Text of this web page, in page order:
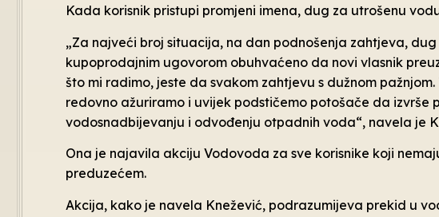
Kada korisnik pristupi promjeni imena, dug za utrošenu
„Za najveći broj situacija, na dan podnošenja zahtjeva,
kupoprodajnim ugovorom obuhvaćeno da novi vlasnik
što mi radimo, jeste da svakom zahtjevu s dužnom
redovno ažuriramo i uvijek podstičemo potošače da izvrše
vodosnadbijevanju i odvođenju otpadnih voda“, navela je
Ona je najavila akciju Vodovoda za sve korisnike koji
preduzećem.
Akcija, kako je navela Knežević, podrazumijeva prekid u